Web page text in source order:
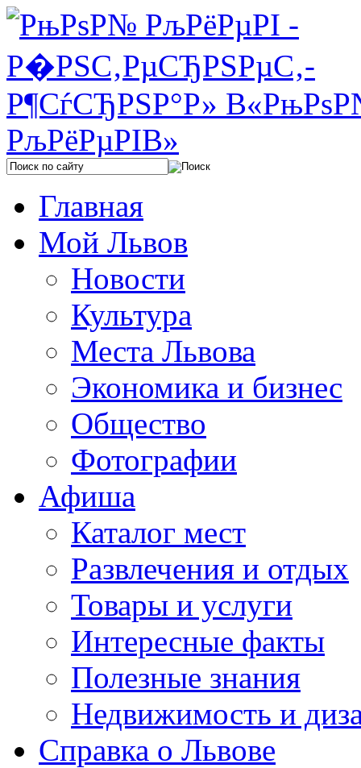
Главная
Мой Львов
Новости
Культура
Места Львова
Экономика и бизнес
Общество
Фотографии
Афиша
Каталог мест
Развлечения и отдых
Товары и услуги
Интересные факты
Полезные знания
Недвижимость и
Справка о Львове